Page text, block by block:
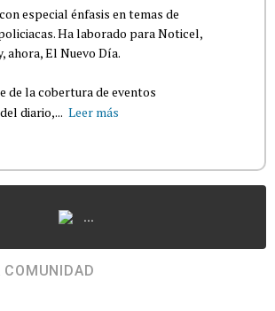
especial énfasis en temas de
Ha laborado para Noticel,
ahora, El Nuevo Día.
de la cobertura de eventos
diario,... Leer más
...
COMUNIDAD